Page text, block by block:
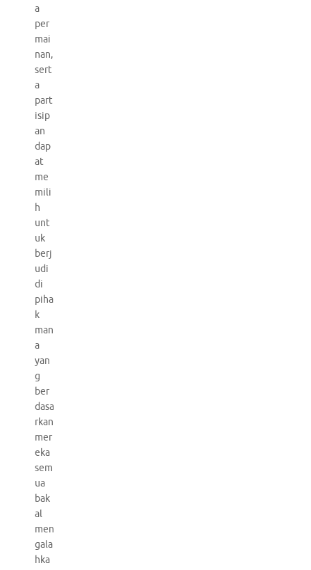
a
per
mai
nan,
sert
a
part
isip
an
dap
at
me
mili
h
unt
uk
berj
udi
di
piha
k
man
a
yan
g
ber
dasa
rkan
mer
eka
sem
ua
bak
al
men
gala
hka